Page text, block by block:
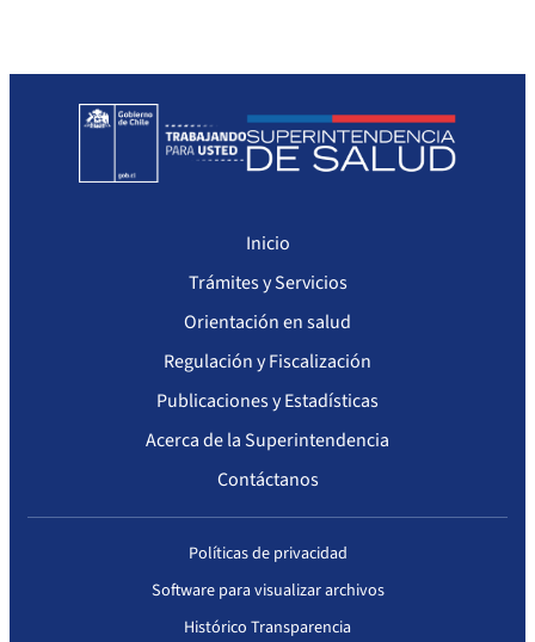
Inicio
Trámites y Servicios
Orientación en salud
Regulación y Fiscalización
Publicaciones y Estadísticas
Acerca de la Superintendencia
Contáctanos
Políticas de privacidad
Software para visualizar archivos
Histórico Transparencia